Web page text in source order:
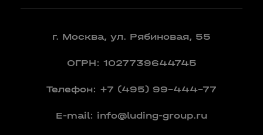
г. Москва, ул. Рябиновая, 55
ОГРН: 1027739644745
Телефон: +7 (495) 99-444-77
E-mail: info@luding-group.ru